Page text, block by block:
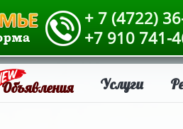
+ 7 (4722)
+7 910 741-
Объявления Услуги